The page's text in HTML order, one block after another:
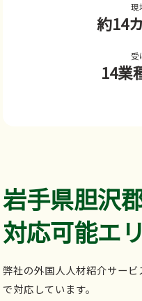
現
約14
受
14業
岩手県胆沢
対応可能エ
弊社の外国人人材紹介サー
で対応しています。